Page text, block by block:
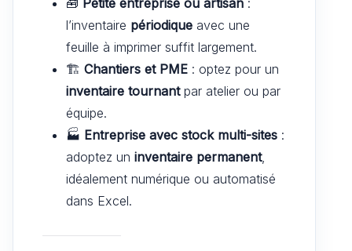
🧰 Petite entreprise ou artisan :
l’inventaire périodique avec une
feuille à imprimer suffit largement.
🏗️ Chantiers et PME : optez pour un
inventaire tournantpar atelier ou par
équipe.
🏭 Entreprise avec stock multi-sites :
adoptez un inventaire permanent,
idéalement numérique ou automatisé
dans Excel.